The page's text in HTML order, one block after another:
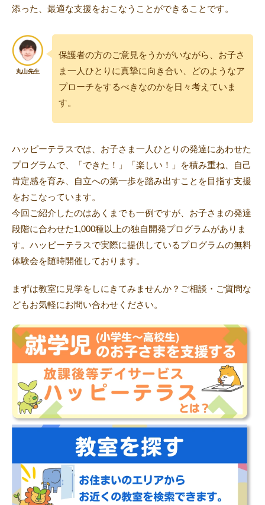
添った、最適な支援をおこなうことができることです。
保護者の方のご意見をうかがいながら、お子さ
ま一人ひとりに真摯に向き合い、どのようなア
プローチをするべきなのかを日々考えていま
す。
ハッピーテラスでは、お子さま一人ひとりの発達にあわせた
プログラムで、「できた！」「楽しい！」を積み重ね、自己
肯定感を育み、自立への第一歩を踏み出すことを目指す支援
をおこなっています。
今回ご紹介したのはあくまでも一例ですが、お子さまの発達
段階に合わせた1,000種以上の独自開発プログラムがありま
す。ハッピーテラスで実際に提供しているプログラムの無料
体験会を随時開催しております。
まずは教室に見学をしにきてみませんか？ご相談・ご質問な
どもお気軽にお問い合わせください。